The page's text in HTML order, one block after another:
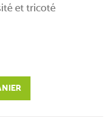
et tricoté